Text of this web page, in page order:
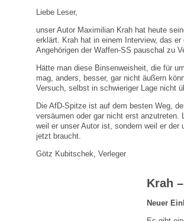
Liebe Leser,
unser Autor Maximilian Krah hat heute
erklärt. Krah hat in einem Interview, das
Angehörigen der Waffen-SS pauschal zu
Hätte man diese Binsenweisheit, die für
mag, anders, besser, gar nicht äußern
Versuch, selbst in schwieriger Lage nicht
Die AfD-Spitze ist auf dem besten Weg,
versäumen oder gar nicht erst
weil er unser Autor ist, sondern weil er
jetzt braucht.
Götz Kubitschek, Verleger
Krah –
Neuer